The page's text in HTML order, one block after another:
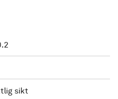
sikt